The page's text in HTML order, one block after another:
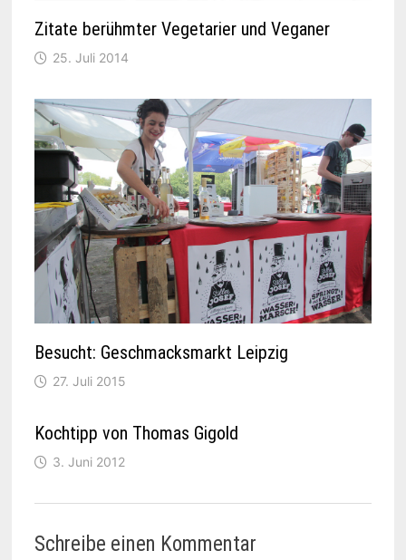
Zitate berühmter Vegetarier und Veganer
25. Juli 2014
Besucht: Geschmacksmarkt Leipzig
27. Juli 2015
Kochtipp von Thomas Gigold
3. Juni 2012
Schreibe einen Kommentar